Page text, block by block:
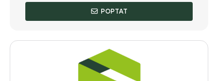
POPTAT